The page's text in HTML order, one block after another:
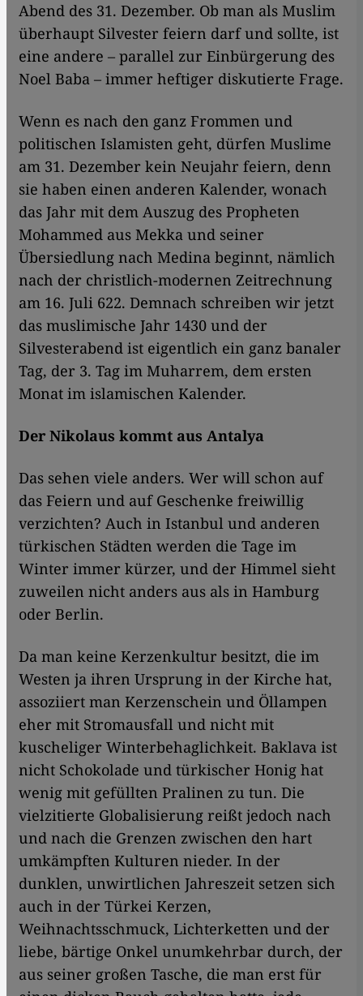
Abend des 31. Dezember. Ob man als Muslim
überhaupt Silvester feiern darf und sollte, ist
eine andere – parallel zur Einbürgerung des
Noel Baba – immer heftiger diskutierte Frage.
Wenn es nach den ganz Frommen und
politischen Islamisten geht, dürfen Muslime
am 31. Dezember kein Neujahr feiern, denn
sie haben einen anderen Kalender, wonach
das Jahr mit dem Auszug des Propheten
Mohammed aus Mekka und seiner
Übersiedlung nach Medina beginnt, nämlich
nach der christlich-modernen Zeitrechnung
am 16. Juli 622. Demnach schreiben wir jetzt
das muslimische Jahr 1430 und der
Silvesterabend ist eigentlich ein ganz banaler
Tag, der 3. Tag im Muharrem, dem ersten
Monat im islamischen Kalender.
Der Nikolaus kommt aus Antalya
Das sehen viele anders. Wer will schon auf
das Feiern und auf Geschenke freiwillig
verzichten? Auch in Istanbul und anderen
türkischen Städten werden die Tage im
Winter immer kürzer, und der Himmel sieht
zuweilen nicht anders aus als in Hamburg
oder Berlin.
Da man keine Kerzenkultur besitzt, die im
Westen ja ihren Ursprung in der Kirche hat,
assoziiert man Kerzenschein und Öllampen
eher mit Stromausfall und nicht mit
kuscheliger Winterbehaglichkeit. Baklava ist
nicht Schokolade und türkischer Honig hat
wenig mit gefüllten Pralinen zu tun. Die
vielzitierte Globalisierung reißt jedoch nach
und nach die Grenzen zwischen den hart
umkämpften Kulturen nieder. In der
dunklen, unwirtlichen Jahreszeit setzen sich
auch in der Türkei Kerzen,
Weihnachtsschmuck, Lichterketten und der
liebe, bärtige Onkel unumkehrbar durch, der
aus seiner großen Tasche, die man erst für